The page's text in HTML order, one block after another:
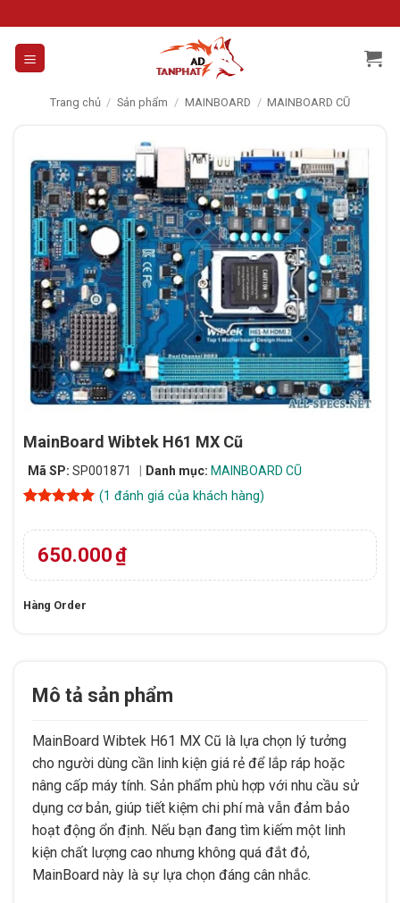
to
content
Trang chủ / Sản phẩm / MAINBOARD / MAINBOARD CŨ
MainBoard Wibtek H61 MX Cũ
Mã SP: SP001871 Danh mục: MAINBOARD CŨ
dựa trên
đánh giá
(1 đánh giá của khách hàng)
650.000₫
Hàng Order
Mô tả sản phẩm
MainBoard Wibtek H61 MX Cũ là lựa chọn lý tưởng
cho người dùng cần linh kiện giá rẻ để lắp ráp hoặc
nâng cấp máy tính. Sản phẩm phù hợp với nhu cầu sử
dụng cơ bản, giúp tiết kiệm chi phí mà vẫn đảm bảo
hoạt động ổn định. Nếu bạn đang tìm kiếm một linh
kiện chất lượng cao nhưng không quá đắt đỏ,
MainBoard này là sự lựa chọn đáng cân nhắc.